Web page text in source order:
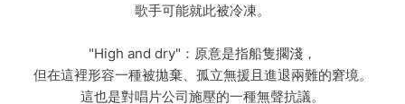
歌手可能就此被冷凍。
"High and dry"：原意是指船隻擱淺，
但在這裡形容一種被拋棄、孤立無援且進退兩難的窘境。
這也是對唱片公司施壓的一種無聲抗議。